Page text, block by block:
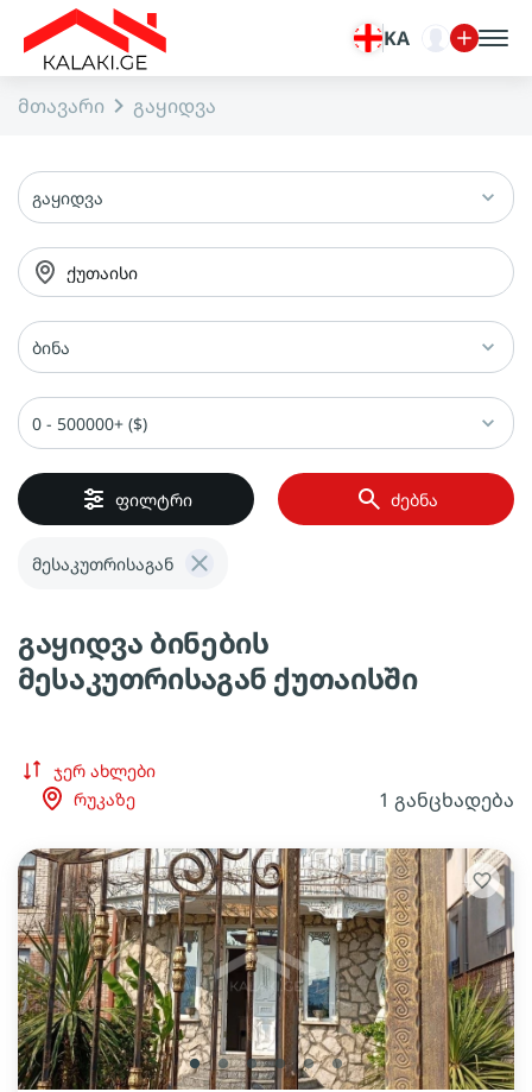
KA
მთავარი გაყიდვა
გაყიდვა
ქუთაისი
ბინა
0 - 500000+ ($)
ფილტრი ძებნა
მესაკუთრისაგან
გაყიდვა ბინების
მესაკუთრისაგან ქუთაისში
ჯერ ახლები
რუკაზე
1 განცხადება
lens lens lens lens lens lens